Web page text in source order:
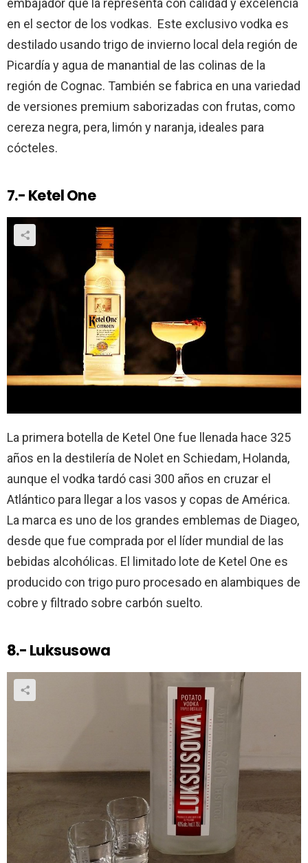
en el sector de los vodkas. Este exclusivo vodka es
destilado usando trigo de invierno local dela región de
Picardía y agua de manantial de las colinas de la
región de Cognac. También se fabrica en una variedad
de versiones premium saborizadas con frutas, como
cereza negra, pera, limón y naranja, ideales para
cócteles.
7.- Ketel One
La primera botella de Ketel One fue llenada hace 325
años en la destilería de Nolet en Schiedam, Holanda,
aunque el vodka tardó casi 300 años en cruzar el
Atlántico para llegar a los vasos y copas de América.
La marca es uno de los grandes emblemas de Diageo,
desde que fue comprada por el líder mundial de las
bebidas alcohólicas. El limitado lote de Ketel One es
producido con trigo puro procesado en alambiques de
cobre y filtrado sobre carbón suelto.
8.- Luksusowa